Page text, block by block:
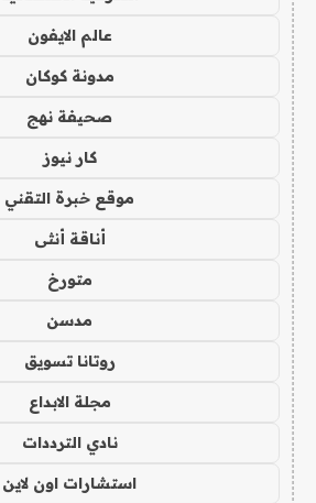
عالم الايفون
مدونة كوكان
صحيفة نهج
كار نيوز
موقع خبرة التقني
أناقة أنثى
متورخ
مدسن
روتانا تسويق
مجلة الابداع
نادي الترددات
استشارات اون لاين